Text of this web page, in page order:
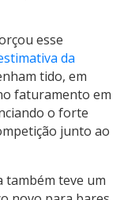
esse
da
tido, em
faturamento em
o forte
junto ao
também teve um